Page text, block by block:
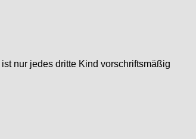
nur jedes dritte Kind vorschriftsmäßig